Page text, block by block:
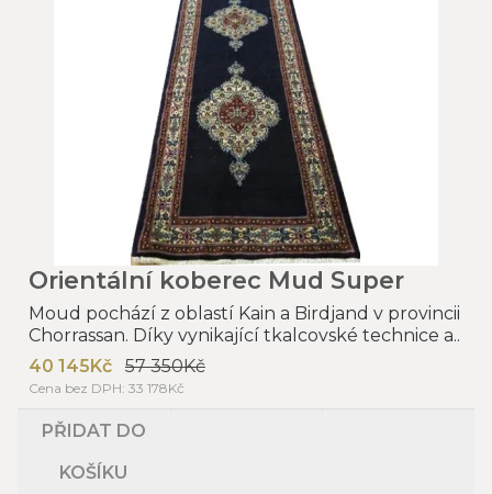
Orientální koberec Mud Super
Moud pochází z oblastí Kain a Birdjand v provincii
Chorrassan. Díky vynikající tkalcovské technice a..
40 145Kč
57 350Kč
Cena bez DPH: 33 178Kč
PŘIDAT DO
KOŠÍKU